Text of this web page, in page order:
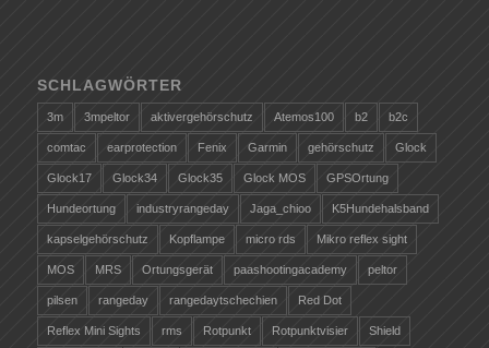
SCHLAGWÖRTER
3m 3mpeltor aktivergehörschutz Atemos100 b2 b2c
comtac earprotection Fenix Garmin gehörschutz Glock
Glock17 Glock34 Glock35 Glock MOS GPSOrtung
Hundeortung industryrangeday Jaga_chioo K5Hundehalsband
kapselgehörschutz Kopflampe micro rds Mikro reflex sight
MOS MRS Ortungsgerät paashootingacademy peltor
pilsen rangeday rangedaytschechien Red Dot
Reflex Mini Sights rms Rotpunkt Rotpunktvisier Shield